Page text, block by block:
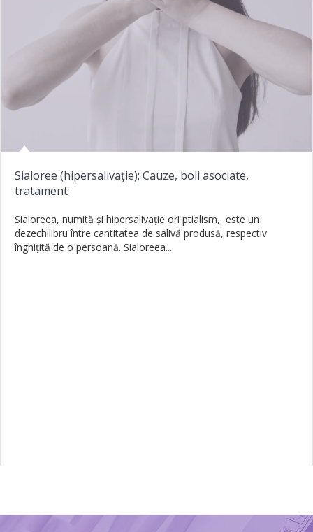
Sialoree (hipersalivație): Cauze, boli asociate,
tratament
Sialoreea, numită și hipersalivație ori ptialism, este un
dezechilibru între cantitatea de salivă produsă, respectiv
înghițită de o persoană. Sialoreea...